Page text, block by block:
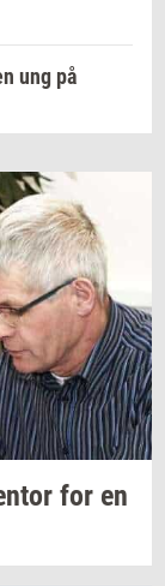
ung på
for en